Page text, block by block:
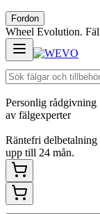
Fordon
Wheel Evolution.
Personlig rådgivning
av fälgexperter
Räntefri delbetalning
upp till 24 mån.